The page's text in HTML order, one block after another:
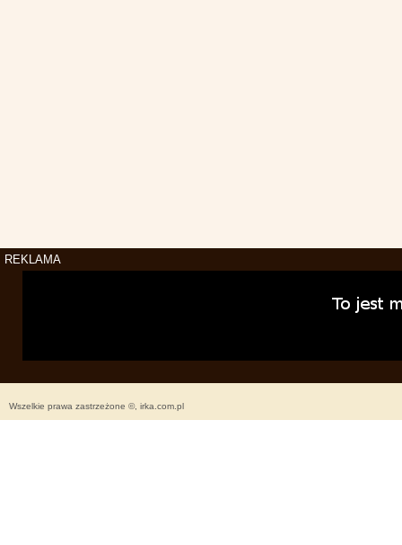
REKLAMA
Wszelkie prawa zastrzeżone ©, irka.com.pl